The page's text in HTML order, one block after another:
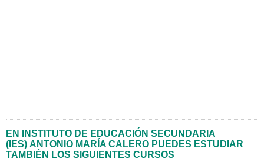
EN INSTITUTO DE EDUCACIÓN SECUNDARIA
(IES) ANTONIO MARÍA CALERO PUEDES ESTUDIAR
TAMBIÉN LOS SIGUIENTES CURSOS